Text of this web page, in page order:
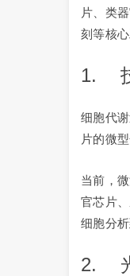
片、类
刻等核
1. 技
细胞代
片的微
当前，
官芯片
细胞分
2. 光